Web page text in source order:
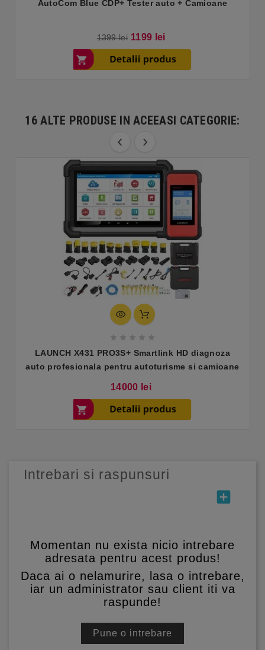
AutoCom Blue CDP+ Tester auto + Camioane
1399 lei 1199 lei
baza
16 ALTE PRODUSE IN ACEEASI CATEGORIE:
    
LAUNCH X431 PRO3S+ Smartlink HD diagnoza
auto profesionala pentru autoturisme si camioane
14000 lei
Intrebari si raspunsuri
add_box
Momentan nu exista nicio intrebare
adresata pentru acest produs!
Daca ai o nelamurire, lasa o intrebare,
iar un administrator sau client iti va
raspunde!
Pune o intrebare